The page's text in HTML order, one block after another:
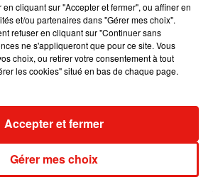
sur Instagram
cliquant sur "Accepter et fermer", ou affiner en
et/ou partenaires dans "Gérer mes choix".
refuser en cliquant sur "Continuer sans
ne s'appliqueront que pour ce site. Vous
choix, ou retirer votre consentement à tout
les cookies" situé en bas de chaque page.
Gérer mes choix
Accepter et fermer